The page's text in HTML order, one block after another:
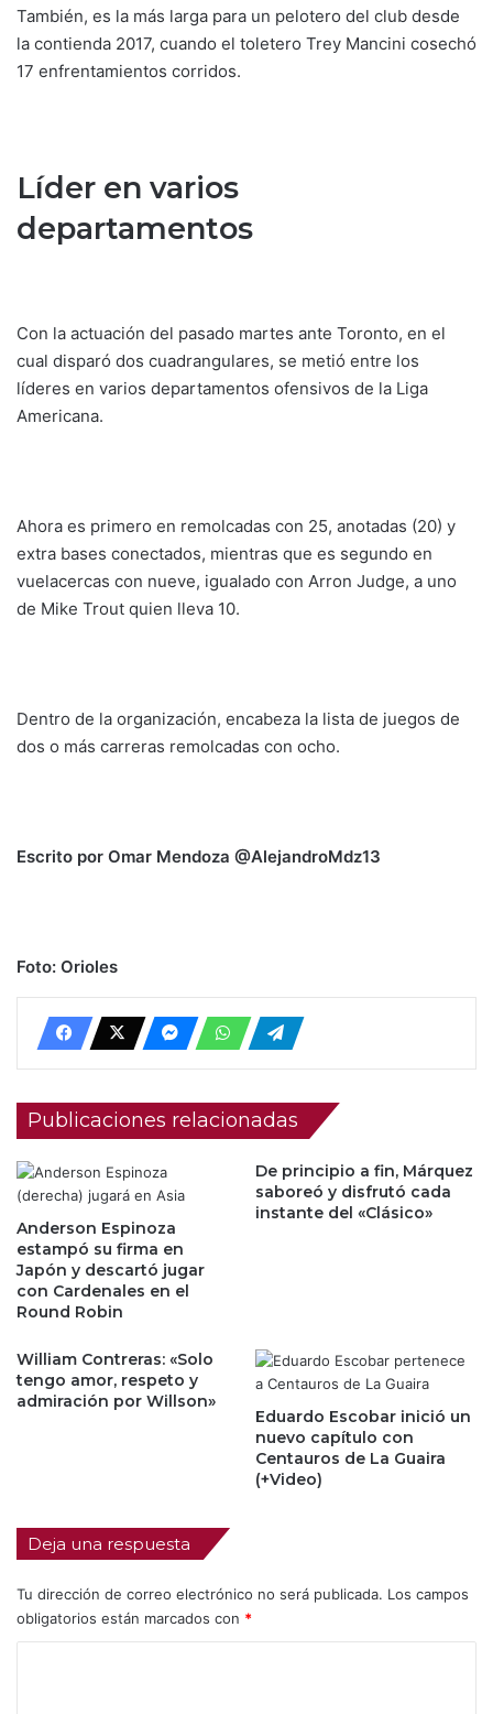
También, es la más larga para un pelotero del club desde
la contienda 2017, cuando el toletero Trey Mancini cosechó
17 enfrentamientos corridos.
Líder en varios
departamentos
Con la actuación del pasado martes ante Toronto, en el
cual disparó dos cuadrangulares, se metió entre los
líderes en varios departamentos ofensivos de la Liga
Americana.
Ahora es primero en remolcadas con 25, anotadas (20) y
extra bases conectados, mientras que es segundo en
vuelacercas con nueve, igualado con Arron Judge, a uno
de Mike Trout quien lleva 10.
Dentro de la organización, encabeza la lista de juegos de
dos o más carreras remolcadas con ocho.
Escrito por Omar Mendoza @AlejandroMdz13
Foto: Orioles
Publicaciones relacionadas
Anderson Espinoza
estampó su firma en
Japón y descartó jugar
con Cardenales en el
Round Robin
De principio a fin, Márquez
saboreó y disfrutó cada
instante del «Clásico»
William Contreras: «Solo
tengo amor, respeto y
admiración por Willson»
Eduardo Escobar inició un
nuevo capítulo con
Centauros de La Guaira
(+Video)
Deja una respuesta
Tu dirección de correo electrónico no será publicada. Los campos
obligatorios están marcados con *